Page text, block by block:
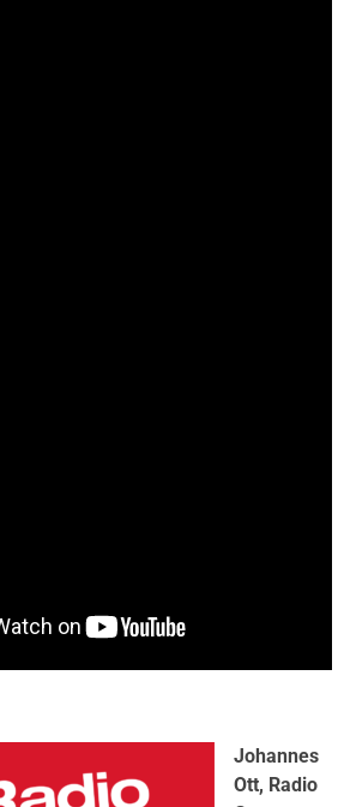
Johannes
Ott, Radio